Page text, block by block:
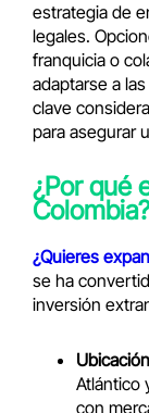
estrategia de
legales.
franquicia o
adaptarse a
clave
para asegurar
¿Por qué
Colombia?
¿Quieres
se ha
inversión
Atlántico
con